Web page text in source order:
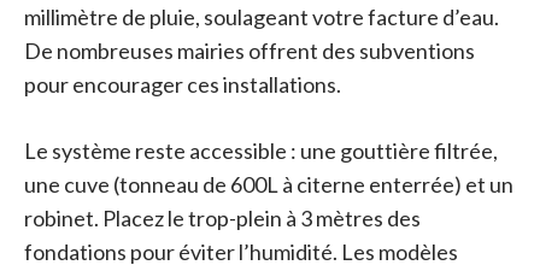
millimètre de pluie, soulageant votre facture d’eau.
De nombreuses mairies offrent des subventions
pour encourager ces installations.
Le système reste accessible : une gouttière filtrée,
une cuve (tonneau de 600L à citerne enterrée) et un
robinet. Placez le trop-plein à 3 mètres des
fondations pour éviter l’humidité. Les modèles